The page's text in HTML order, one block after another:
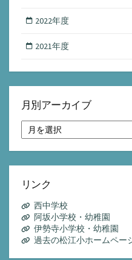
2022年度
2021年度
月別アーカイブ
別
ア
イ
リンク
西中学校
阿坂小学校・幼稚園
伊勢寺小学校・幼稚園
過去の松江小ホームペー